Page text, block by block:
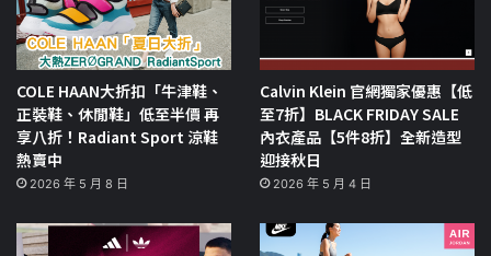
COLE HAAN大折扣「牛津鞋、
正裝鞋、休閒鞋」低至半價 再
享八折！Radiant Sport 涼鞋
熱賣中
2026 年 5 月 8 日
Calvin Klein 官網獨家優惠【低
至7折】BLACK FRIDAY SALE
內衣產品【5件8折】全新造型
迎接秋日
2026 年 5 月 4 日